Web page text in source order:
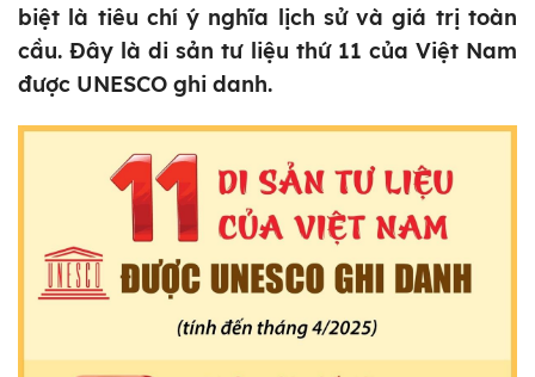
biệt là tiêu chí ý nghĩa lịch sử và giá trị toàn
cầu. Đây là di sản tư liệu thứ 11 của Việt Nam
được UNESCO ghi danh.